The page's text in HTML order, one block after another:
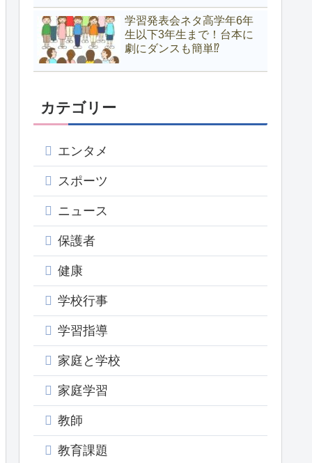
学習発表会ネタ高学年6年
生以下3年生まで！台本に
劇にダンスも簡単⁉
カテゴリー
エンタメ
スポーツ
ニュース
保護者
健康
学校行事
学習指導
家庭と学校
家庭学習
教師
教育課題